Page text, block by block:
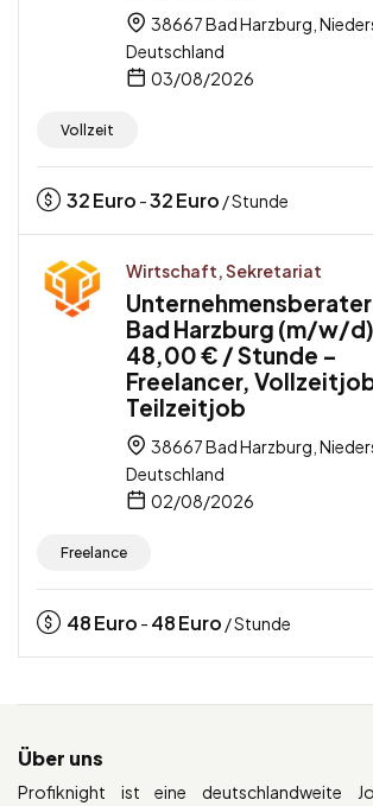
38667 Bad Harzburg,
Deutschland
03/08/2026
Vollzeit
32Euro -32Euro / Stunde
Wirtschaft, Sekretariat
Bad Harzburg (m/w/
48,00 € / Stunde –
Freelancer,
Teilzeitjob
38667 Bad Harzburg,
Deutschland
02/08/2026
Freelance
48Euro - 48Euro / Stunde
Über uns
Profiknight ist eine deutschlandweite